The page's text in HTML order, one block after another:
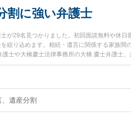
割に強い弁護士
が29名見つかりました。初回面談無料や休
絞り込めます。相続・遺言に関係する家族
士や大橋慶士法律事務所の大橋 慶士弁護士
や夜間に発生した遺産分割のトラブルを今
談できる栃木県内の弁護士に相談予約したい』
遺産分割